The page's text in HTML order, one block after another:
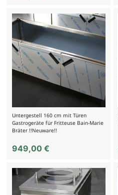
Untergestell 160 cm mit Türen
Gastrogeräte für Fritteuse Bain-Marie
Bräter !!Neuware!!
949,00 €